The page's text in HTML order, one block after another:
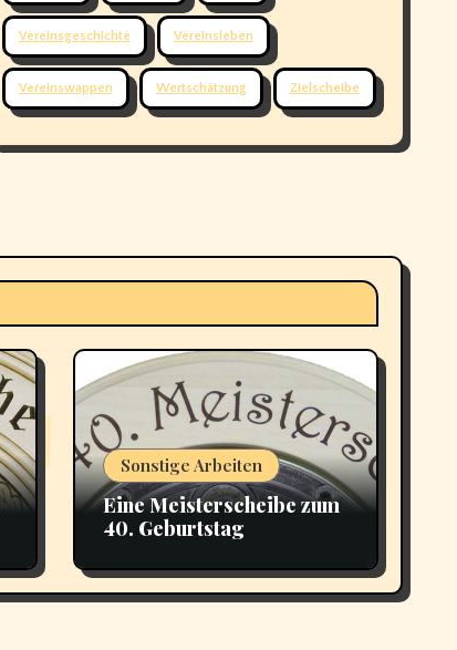
Vereinsgeschichte Vereinsleben
Vereinswappen Wertschätzung Zielscheibe
Sonstige Arbeiten
Eine Meisterscheibe zum
40. Geburtstag